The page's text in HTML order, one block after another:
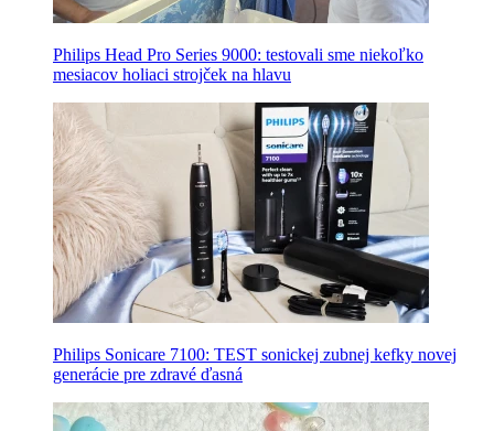
Philips Head Pro Series 9000: testovali sme niekoľko
mesiacov holiaci strojček na hlavu
Philips Sonicare 7100: TEST sonickej zubnej kefky novej
generácie pre zdravé ďasná